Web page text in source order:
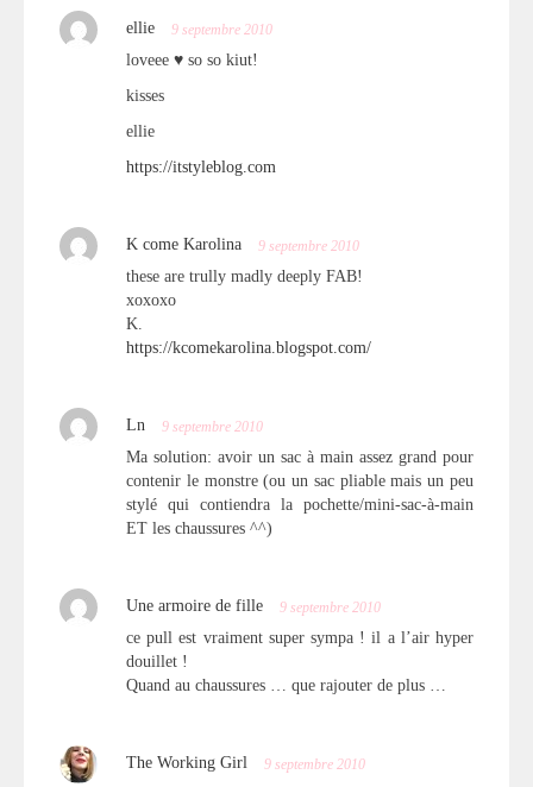
ellie 9 septembre 2010
loveee ♥ so so kiut!
kisses
ellie
https://itstyleblog.com
K come Karolina 9 septembre 2010
these are trully madly deeply FAB!
xoxoxo
K.
https://kcomekarolina.blogspot.com/
Ln 9 septembre 2010
Ma solution: avoir un sac à main assez grand pour
contenir le monstre (ou un sac pliable mais un peu
stylé qui contiendra la pochette/mini-sac-à-main
ET les chaussures ^^)
Une armoire de fille 9 septembre 2010
ce pull est vraiment super sympa ! il a l’air hyper
douillet !
Quand au chaussures … que rajouter de plus …
The Working Girl 9 septembre 2010